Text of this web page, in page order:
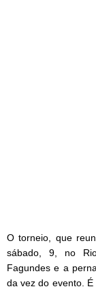
O torneio, que
sábado, 9, no
Fagundes e a
da vez do evento.